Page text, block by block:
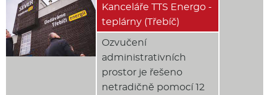
Kanceláře TTS Energo -
teplárny (Třebíč)
Ozvučení
administrativních
prostor je řešeno
netradičně pomocí 12